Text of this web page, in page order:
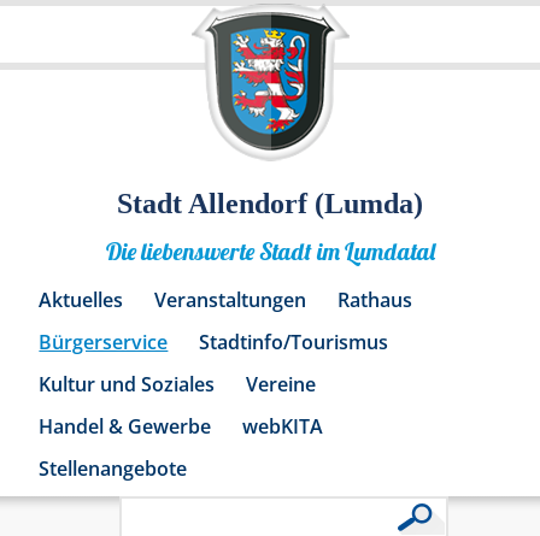
Stadt Allendorf (Lumda)
Die liebenswerte Stadt im Lumdatal
Aktuelles Veranstaltungen
Rathaus
Bürgerservice
Stadtinfo/Tourismus
Kultur und Soziales
Vereine
Handel & Gewerbe
webKITA
Stellenangebote